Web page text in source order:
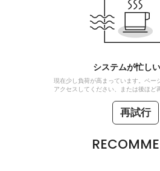
システムが忙し
現在少し負荷が高まっています。ペー
アクセスしてください、または後ほど
再試行